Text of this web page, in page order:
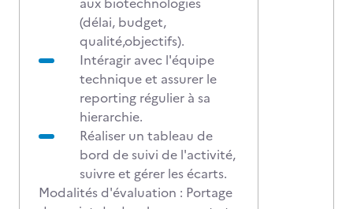
(délai, budget,
qualité,objectifs).
Intéragir avec l'équipe
technique et assurer le
reporting régulier à sa
hierarchie.
Réaliser un tableau de
bord de suivi de l'activité,
suivre et gérer les écarts.
Modalités d'évaluation : Portage